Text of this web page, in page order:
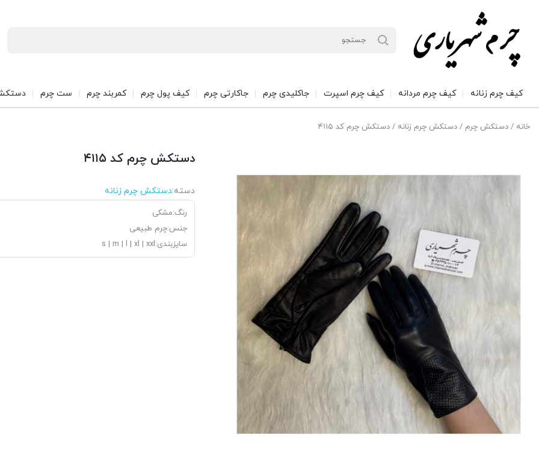
کیف چرم زنانه کیف چرم مردانه کیف چرم اسپرت جاکلیدی چرم جاکارتی چرم کیف پول چرم کمربند چرم ست چرم
خانه / دستکش چرم / دستکش چرم زنانه / دستکش چرم کد ۴۱۱۵
دستکش چرم کد ۴۱۱۵
دسته:دستکش چرم زنانه
رنگ:مشکی
جنس:چرم طبیعی
سایزبندی:s | m | l | xl | xxl